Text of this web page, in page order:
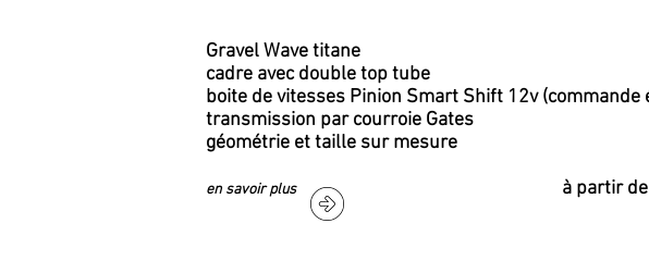
Gravel Wave titane
cadre avec double top tube
boite de vitesses Pinion Smart Shift 12v (commande
transmission par courroie Gates
géométrie et taille sur mesure
en savoir plusà partir de